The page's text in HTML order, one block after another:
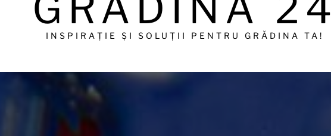
INSPIRAȚIE ȘI SOLUȚII PENTRU GRĂDINA TA!